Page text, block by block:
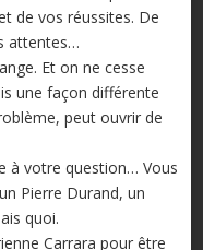
de vos réussites. De
attentes…
Et on ne cesse
une façon différente
peut ouvrir de
à votre question… Vous
Pierre Durand, un
quoi.
Carrara pour être